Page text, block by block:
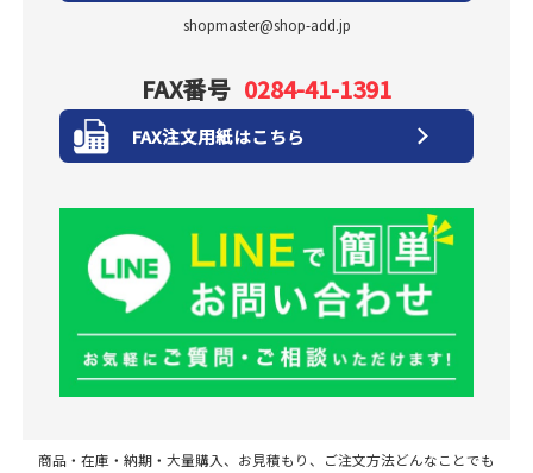
shopmaster@shop-add.jp
FAX番号 0284-41-1391
FAX注文用紙はこちら
商品・在庫・納期・大量購入、お見積もり、ご注文方法どんなことでも